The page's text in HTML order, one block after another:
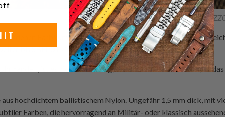
Nylon im Schullook – Braun, Orange & Weiß
Farbkombinationen erhältlich. Ihre Modellnummern
bis SBEP015 in einem ungeraden Zahlenmuster.
handelt, ist es nicht notwendig, die Batterien zu wechseln, da
hochdichtem ballistischem Nylon. Ungefähr 1,5 mm dick, mit
Farben, die hervorragend an Militär- oder klassisch